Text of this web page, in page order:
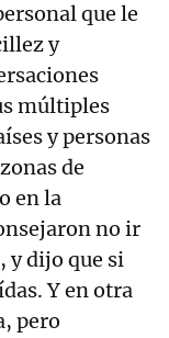
que le
y
múltiples
y personas
de
en la
no ir
y dijo que si
Y en otra
pero